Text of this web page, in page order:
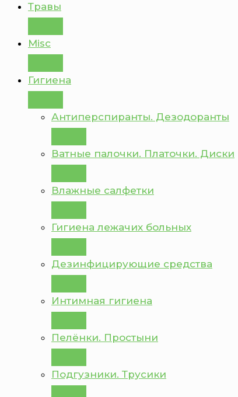
Травы
Misc
Гигиена
Антиперспиранты. Дезодоранты
Ватные палочки. Платочки. Диски
Влажные салфетки
Гигиена лежачих больных
Дезинфицирующие средства
Интимная гигиена
Пелёнки. Простыни
Подгузники. Трусики